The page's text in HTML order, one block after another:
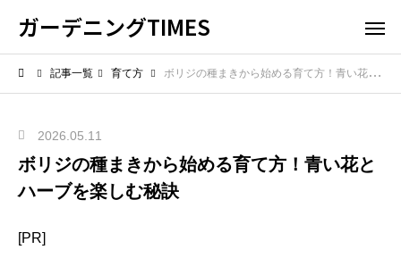
ガーデニングTIMES
記事一覧 育て方 ボリジの種まきから始める育て方！青い花とハーブを楽しむ秘訣
2026.05.11
ボリジの種まきから始める育て方！青い花と
ハーブを楽しむ秘訣
[PR]